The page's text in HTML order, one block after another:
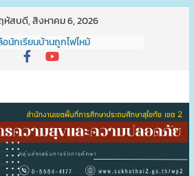
หัสบดี, สิงหาคม 6, 2026
ณะกรรมการรับนักเรียนระดับเขต
รศึกษา ครั้งที่ 1/2568
สริมสร้างทักษะชีวิต เด็กรุ่นใหม่ รู้คิด
งกันยาเสพติด
วงมาลาและถวายราชสดุดี